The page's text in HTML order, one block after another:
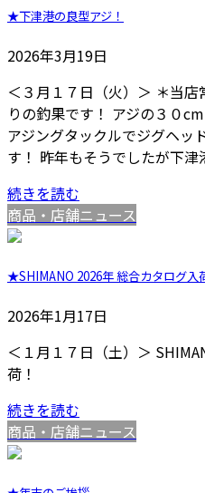
★下津港の良型アジ！
2026年3月19日
＜３月１７日（火）＞ ＊当
りの釣果です！ アジの３０
アジングタックルでジグヘ
す！ 昨年もそうでしたが下
続きを読む
商品・店舗ニュース
★SHIMANO 2026年 総合カタログ入
2026年1月17日
＜１月１７日（土）＞
荷！
続きを読む
商品・店舗ニュース